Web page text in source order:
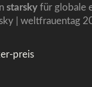
starsky für globale
| weltfrauentag
preis